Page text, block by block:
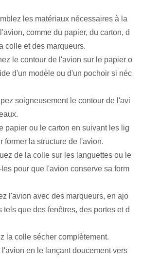
les matériaux nécessaires à la
comme du papier, du carton, d
colle et des marqueurs.
le contour de l'avion sur le papier o
d'un modèle ou d'un pochoir si néc
soigneusement le contour de l'avi
papier ou le carton en suivant les lig
former la structure de l'avion.
de la colle sur les languettes ou le
pour que l'avion conserve sa form
l'avion avec des marqueurs, en ajo
tels que des fenêtres, des portes et d
la colle sécher complètement.
l'avion en le lançant doucement vers